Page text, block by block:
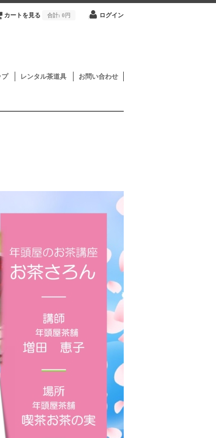
カートを見る 合計: 0円 ログイン
プ レンタル茶道具 お問い合わせ